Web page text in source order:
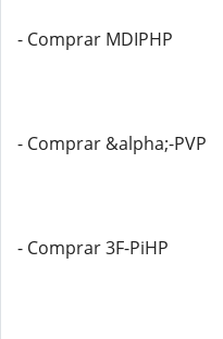
- Comprar MDIPHP
- Comprar &alpha;-PVP
- Comprar 3F-PiHP